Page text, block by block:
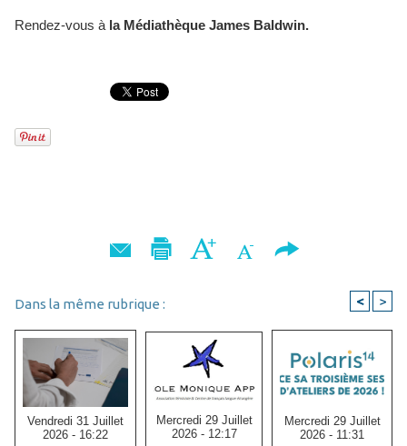
Rendez-vous à la Médiathèque James Baldwin.
Dans la même rubrique : < >
Vendredi 31 Juillet
2026 - 16:22
Mercredi 29 Juillet
2026 - 12:17
Mercredi 29 Juillet
2026 - 11:31